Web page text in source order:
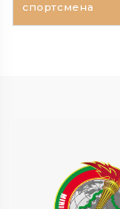
спортсмена